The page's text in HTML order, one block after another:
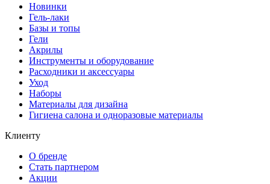
Новинки
Гель-лаки
Базы и топы
Гели
Акрилы
Инструменты и оборудование
Расходники и аксессуары
Уход
Наборы
Материалы для дизайна
Гигиена салона и одноразовые материалы
Клиенту
О бренде
Стать партнером
Акции